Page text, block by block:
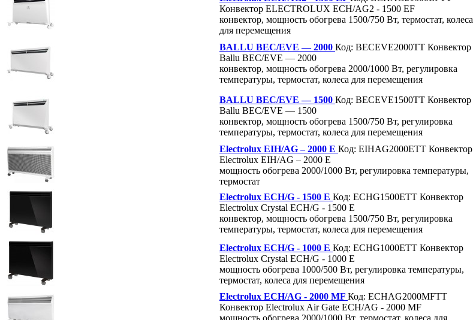
Конвектор ELECTROLUX ECH/AG2 - 1500 EF
конвектор, мощность обогрева 1500/750 Вт, термостат, колеса
для перемещения
BALLU BEC/EVE — 2000 Код: BECEVE2000TT Конвектор
Ballu BEC/EVE — 2000
конвектор, мощность обогрева 2000/1000 Вт, регулировка
температуры, термостат, колеса для перемещения
BALLU BEC/EVE — 1500 Код: BECEVE1500TT Конвектор
Ballu BEC/EVE — 1500
конвектор, мощность обогрева 1500/750 Вт, регулировка
температуры, термостат, колеса для перемещения
Electrolux EIH/AG – 2000 E Код: EIHAG2000ETT Конвектор
Electrolux EIH/AG – 2000 E
мощность обогрева 2000/1000 Вт, регулировка температуры,
термостат
Electrolux ECH/G - 1500 E Код: ECHG1500ETT Конвектор
Electrolux Crystal ECH/G - 1500 E
конвектор, мощность обогрева 1500/750 Вт, регулировка
температуры, термостат, колеса для перемещения
Electrolux ECH/G - 1000 E Код: ECHG1000ETT Конвектор
Electrolux Crystal ECH/G - 1000 E
мощность обогрева 1000/500 Вт, регулировка температуры,
термостат, колеса для перемещения
Electrolux ECH/AG - 2000 MF Код: ECHAG2000MFTT
Конвектор Electrolux Air Gate ECH/AG - 2000 MF
мощность обогрева 2000/1000 Вт, термостат, колеса для